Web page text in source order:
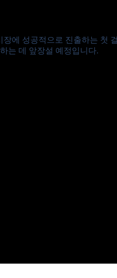
에 성공적으로 진출하는 첫
는 데 앞장설 예정입니다.